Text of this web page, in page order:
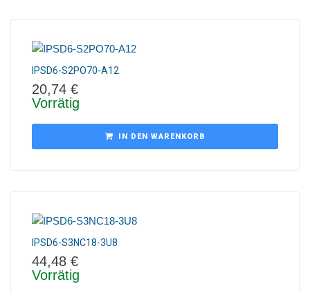
IPSD6-S2PO70-A12
20,74 €
Vorrätig
IN DEN WARENKORB
IPSD6-S3NC18-3U8
44,48 €
Vorrätig